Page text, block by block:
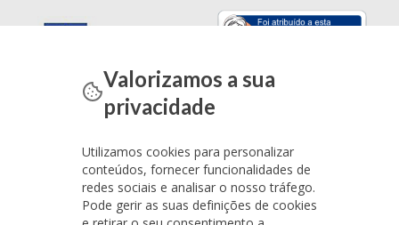
Valorizamos a sua
privacidade
Utilizamos cookies para personalizar
conteúdos, fornecer funcionalidades de
redes sociais e analisar o nosso tráfego.
Pode gerir as suas definições de cookies